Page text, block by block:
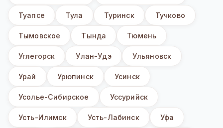
Туапсе Тула Туринск Тучково
Тымовское Тында Тюмень
Углегорск Улан-Удэ Ульяновск
Урай Урюпинск Усинск
Усолье-Сибирское Уссурийск
Усть-Илимск Усть-Лабинск Уфа